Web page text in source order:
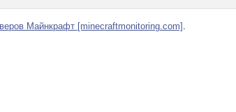
Майнкрафт [minecraftmonitoring.com].